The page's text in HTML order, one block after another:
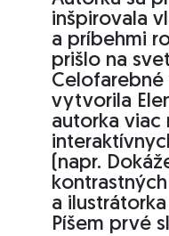
inšpirovala
a príbehmi
prišlo na svet
Celofarebné
vytvorila
autorka viac
(napr.
a
Píšem prvé